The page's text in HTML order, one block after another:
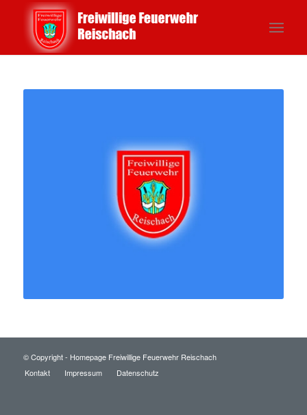
© Copyright - Homepage Freiwillige Feuerwehr Reischach
Kontakt
Impressum Datenschutz